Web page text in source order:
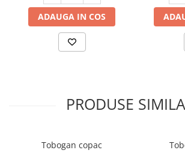
ADAUGA IN COS
PRODUSE
Tobogan copac